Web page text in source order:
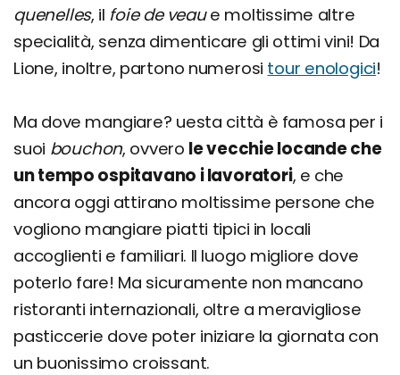
quenelles, il foie de veaue moltissime altre
specialità, senza dimenticare gli ottimi vini! Da
Lione, inoltre, partono numerosi tour enologici!
Ma dove mangiare? uesta città è famosa per i
suoi bouchon, ovvero le vecchie locande che
un tempo ospitavano i lavoratori, e che
ancora oggi attirano moltissime persone che
vogliono mangiare piatti tipici in locali
accoglienti e familiari. Il luogo migliore dove
poterlo fare! Ma sicuramente non mancano
ristoranti internazionali, oltre a meravigliose
pasticcerie dove poter iniziare la giornata con
un buonissimo croissant.